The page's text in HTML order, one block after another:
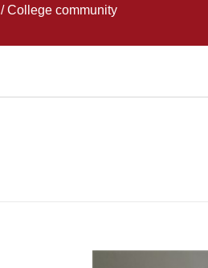
/ College community